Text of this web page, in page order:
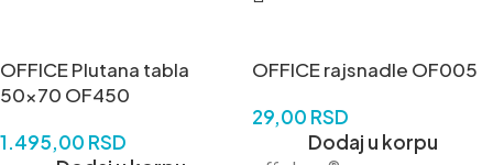
OFFICE Plutana tabla
50×70 OF450
1.495,00 RSD
OFFICE rajsnadle OF005
29,00 RSD
Dodaj u korpu